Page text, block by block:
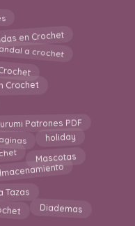
en Crochet
a crochet
Crochet
Patrones PDF
holiday
Mascotas
Tazas
Diademas